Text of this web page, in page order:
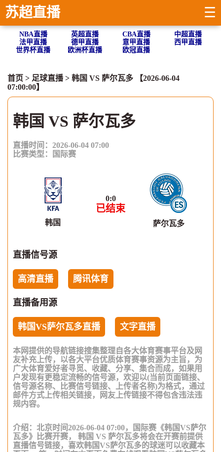
苏超直播 ☰
NBA直播 英超直播 CBA直播
中超直播
法甲直播
德甲直播 意甲直播
西甲直播
世界杯直播
欧洲杯直播 欧冠直播
首页 > 足球直播> 韩国 VS 萨尔瓦多 【2026-06-04
07:00:00】
韩国 VS 萨尔瓦多
直播时间：2026-06-04 07:00
比赛类型：
国际赛
韩国
0:0
已结束
萨尔瓦多
直播信号源
高清直播 腾讯体育
直播备用源
韩国VS萨尔瓦多直播 文字直播
本网提供的导航链接搜集整理自各大体育赛事平台及网
友补充上传，以各大平台优质体育赛事资源为主旨，为
广大体育爱好者寻觅、收藏、分享、集合而成，如果用
户发现有更稳定流畅的信号源，欢迎以(当前页面链接、
信号源名称、比赛信号链接、上传者名称)为格式，通过
邮件方式上传相关链接，网友上传链接不得包含违法违
规内容。
介绍：北京时间2026-06-04 07:00，国际赛《韩国VS萨尔
瓦多》比赛开赛， 韩国 VS 萨尔瓦多将会在开赛前提供
直播信号链接，喜欢韩国VS萨尔瓦多的球迷可以收藏本